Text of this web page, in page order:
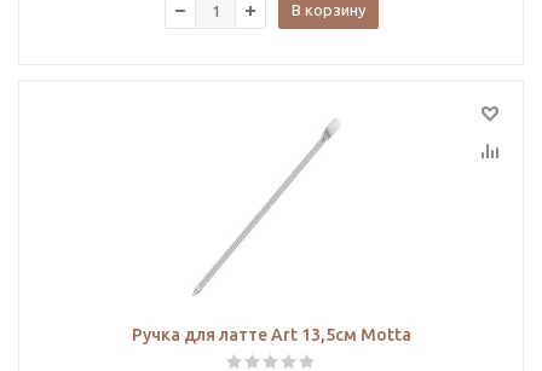
В корзину
Ручка для латте Art 13,5см Motta